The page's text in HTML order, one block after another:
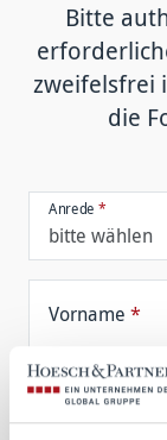
Bitte
zweifelsfrei
die
Anrede*
Vorname *
Nachname*